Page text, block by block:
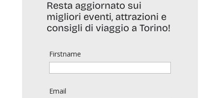
Resta aggiornato sui
migliori eventi, attrazioni e
consigli di viaggio a Torino!
Firstname
Email